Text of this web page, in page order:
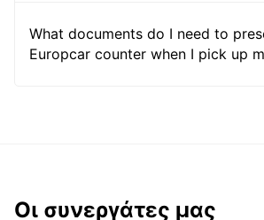
What documents do I need to
Europcar counter when I pick up
Οι συνεργάτες μας